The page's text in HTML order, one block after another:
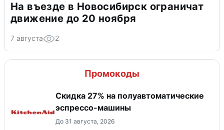
На въезде в Новосибирск ограничат
движение до 20 ноября
7 августа 2
Промокоды
Скидка 27% на полуавтоматические
эспрессо-машины
До 31 августа, 2026